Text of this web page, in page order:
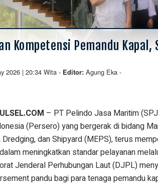
Kompetensi Pemandu Kapal,
2026 | 20:34 Wita - Editor:Agung Eka -
– PT Pelindo Jasa Maritim
(Persero) yang bergerak di bidang
dan Shipyard (MEPS), terus
meningkatkan standar pelayanan
Jenderal Perhubungan Laut (DJPL)
pandu bagi para tenaga pemandu